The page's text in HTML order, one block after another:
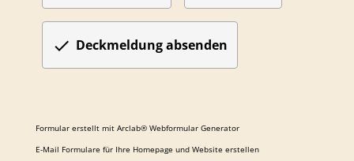
 Deckmeldung absenden
Formular erstellt mit Arclab® Webformular Generator
E-Mail Formulare für Ihre Homepage und Website erstellen